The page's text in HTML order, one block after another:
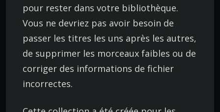
pour rester dans votre bibliothèque.
Vous ne devriez pas avoir besoin de
passer les titres les uns après les autres,
de supprimer les morceaux faibles ou de
corriger des informations de fichier
incorrectes.